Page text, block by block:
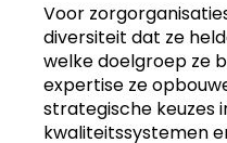
Voor
diversiteit dat ze
welke doelgroep ze
expertise ze
strategische keuzes
kwaliteitssystemen